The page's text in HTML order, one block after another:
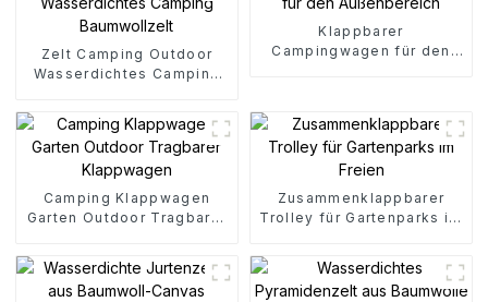
Zelt Camping Outdoor
Wasserdichtes Camping
Klappbarer
Campingwagen für den
Camping Klappwagen
Garten Outdoor Tragbarer
Zusammenklappbarer
Trolley für Gartenparks im